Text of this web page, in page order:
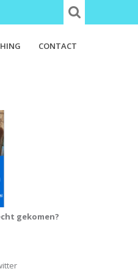
CONTACT
gekomen?